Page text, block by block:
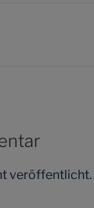
veröffentlicht.